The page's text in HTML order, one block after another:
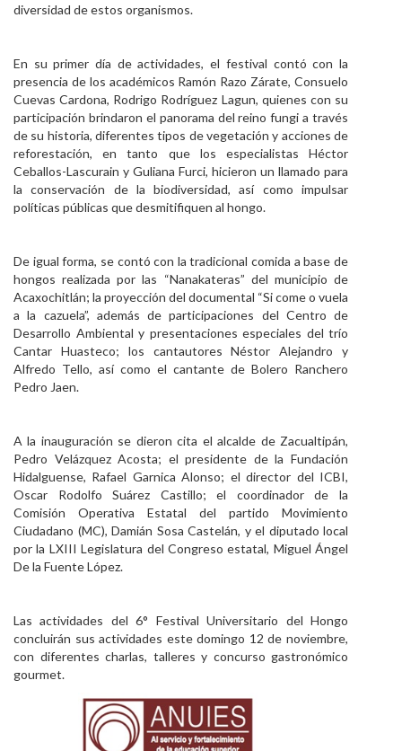
diversidad de estos organismos.
En su primer día de actividades, el festival contó con la
presencia de los académicos Ramón Razo Zárate, Consuelo
Cuevas Cardona, Rodrigo Rodríguez Lagun, quienes con su
participación brindaron el panorama del reino fungi a través
de su historia, diferentes tipos de vegetación y acciones de
reforestación, en tanto que los especialistas Héctor
Ceballos-Lascurain y Guliana Furci, hicieron un llamado para
la conservación de la biodiversidad, así como impulsar
políticas públicas que desmitifiquen al hongo.
De igual forma, se contó con la tradicional comida a base de
hongos realizada por las “Nanakateras” del municipio de
Acaxochitlán; la proyección del documental “Si come o vuela
a la cazuela”, además de participaciones del Centro de
Desarrollo Ambiental y presentaciones especiales del trío
Cantar Huasteco; los cantautores Néstor Alejandro y
Alfredo Tello, así como el cantante de Bolero Ranchero
Pedro Jaen.
A la inauguración se dieron cita el alcalde de Zacualtipán,
Pedro Velázquez Acosta; el presidente de la Fundación
Hidalguense, Rafael Garnica Alonso; el director del ICBI,
Oscar Rodolfo Suárez Castillo; el coordinador de la
Comisión Operativa Estatal del partido Movimiento
Ciudadano (MC), Damián Sosa Castelán, y el diputado local
por la LXIII Legislatura del Congreso estatal, Miguel Ángel
De la Fuente López.
Las actividades del 6° Festival Universitario del Hongo
concluirán sus actividades este domingo 12 de noviembre,
con diferentes charlas, talleres y concurso gastronómico
gourmet.